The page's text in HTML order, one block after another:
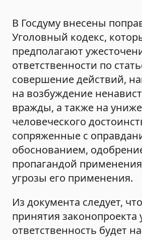
В Госдуму внесены
Уголовный кодекс,
предполагают
ответственности по
совершение действий,
на возбуждение
вражды, а также на
человеческого
сопряженные с
обоснованием,
пропагандой
угрозы его применения.
Из документа следует,
принятия законопроекта
ответственность будет